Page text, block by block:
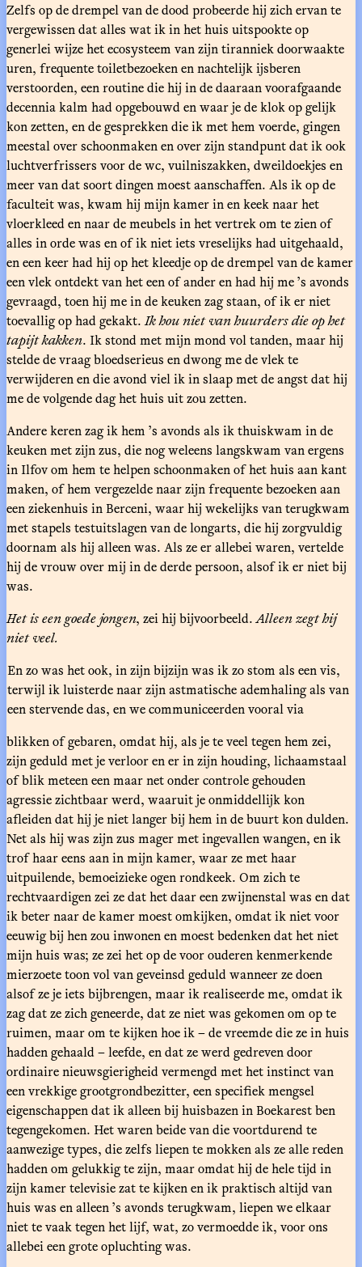
Zelfs op de drempel van de dood probeerde hij zich ervan te
vergewissen dat alles wat ik in het huis uitspookte op
generlei wijze het ecosysteem van zijn tiranniek doorwaakte
uren, frequente toiletbezoeken en nachtelijk ijsberen
verstoorden, een routine die hij in de daaraan voorafgaande
decennia kalm had opgebouwd en waar je de klok op gelijk
kon zetten, en de gesprekken die ik met hem voerde, gingen
meestal over schoonmaken en over zijn standpunt dat ik ook
luchtverfrissers voor de wc, vuilniszakken, dweildoekjes en
meer van dat soort dingen moest aanschaffen. Als ik op de
faculteit was, kwam hij mijn kamer in en keek naar het
vloerkleed en naar de meubels in het vertrek om te zien of
alles in orde was en of ik niet iets vreselijks had uitgehaald,
en een keer had hij op het kleedje op de drempel van de kamer
een vlek ontdekt van het een of ander en had hij me ’s avonds
gevraagd, toen hij me in de keuken zag staan, of ik er niet
toevallig op had gekakt.Ik hou niet van huurders die op het
tapijt kakken. Ik stond met mijn mond vol tanden, maar hij
stelde de vraag bloedserieus en dwong me de vlek te
verwijderen en die avond viel ik in slaap met de angst dat hij
me de volgende dag het huis uit zou zetten.
Andere keren zag ik hem ’s avonds als ik thuiskwam in de
keuken met zijn zus, die nog weleens langskwam van ergens
in Ilfov om hem te helpen schoonmaken of het huis aan kant
maken, of hem vergezelde naar zijn frequente bezoeken aan
een ziekenhuis in Berceni, waar hij wekelijks van terugkwam
met stapels testuitslagen van de longarts, die hij zorgvuldig
doornam als hij alleen was. Als ze er allebei waren, vertelde
hij de vrouw over mij in de derde persoon, alsof ik er niet bij
was.
Het is een goede jongen, zei hij bijvoorbeeld.Alleen zegt hij
niet veel.
En zo was het ook, in zijn bijzijn was ik zo stom als een vis,
terwijl ik luisterde naar zijn astmatische ademhaling als van
een stervende das, en we communiceerden vooral via
blikken of gebaren, omdat hij, als je te veel tegen hem zei,
zijn geduld met je verloor en er in zijn houding, lichaamstaal
of blik meteen een maar net onder controle gehouden
agressie zichtbaar werd, waaruit je onmiddellijk kon
afleiden dat hij je niet langer bij hem in de buurt kon dulden.
Net als hij was zijn zus mager met ingevallen wangen, en ik
trof haar eens aan in mijn kamer, waar ze met haar
uitpuilende, bemoeizieke ogen rondkeek. Om zich te
rechtvaardigen zei ze dat het daar een zwijnenstal was en dat
ik beter naar de kamer moest omkijken, omdat ik niet voor
eeuwig bij hen zou inwonen en moest bedenken dat het niet
mijn huis was; ze zei het op de voor ouderen kenmerkende
mierzoete toon vol van geveinsd geduld wanneer ze doen
alsof ze je iets bijbrengen, maar ik realiseerde me, omdat ik
zag dat ze zich geneerde, dat ze niet was gekomen om op te
ruimen, maar om te kijken hoe ik – de vreemde die ze in huis
hadden gehaald – leefde, en dat ze werd gedreven door
ordinaire nieuwsgierigheid vermengd met het instinct van
een vrekkige grootgrondbezitter, een specifiek mengsel
eigenschappen dat ik alleen bij huisbazen in Boekarest ben
tegengekomen. Het waren beide van die voortdurend te
aanwezige types, die zelfs liepen te mokken als ze alle reden
hadden om gelukkig te zijn, maar omdat hij de hele tijd in
zijn kamer televisie zat te kijken en ik praktisch altijd van
huis was en alleen ’s avonds terugkwam, liepen we elkaar
niet te vaak tegen het lijf, wat, zo vermoedde ik, voor ons
allebei een grote opluchting was.